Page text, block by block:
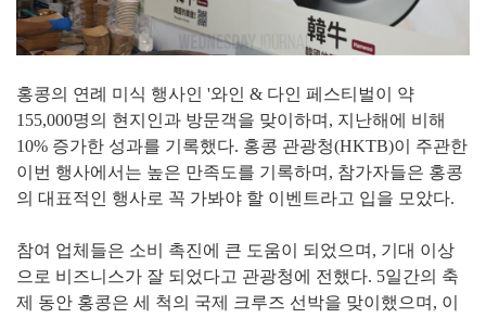
홍콩의 연례 미식 행사인 '와인 & 다인 페스티벌이 약
155,000명의 현지인과 방문객을 맞이하며, 지난해에 비해
10% 증가한 성과를 기록했다. 홍콩 관광청(HKTB)이 주관한
이번 행사에서는 높은 만족도를 기록하며, 참가자들은 홍콩
의 대표적인 행사로 꼭 가봐야 할 이벤트라고 입을 모았다.
참여 업체들은 소비 촉진에 큰 도움이 되었으며, 기대 이상
으로 비즈니스가 잘 되었다고 관광청에 전했다. 5일간의 축
제 동안 홍콩은 세 척의 국제 크루즈 선박을 맞이했으며, 이